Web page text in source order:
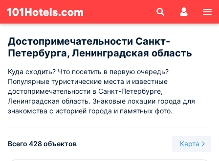
Достопримечательности Санкт-
Петербурга, Ленинградская область
Куда сходить? Что посетить в первую очередь?
Популярные туристические места и известные
достопримечательности в Санкт-Петербурге,
Ленинградская область. Знаковые локации города для
знакомства с историей города и памятных фото.
Всего 428 объектов Карта